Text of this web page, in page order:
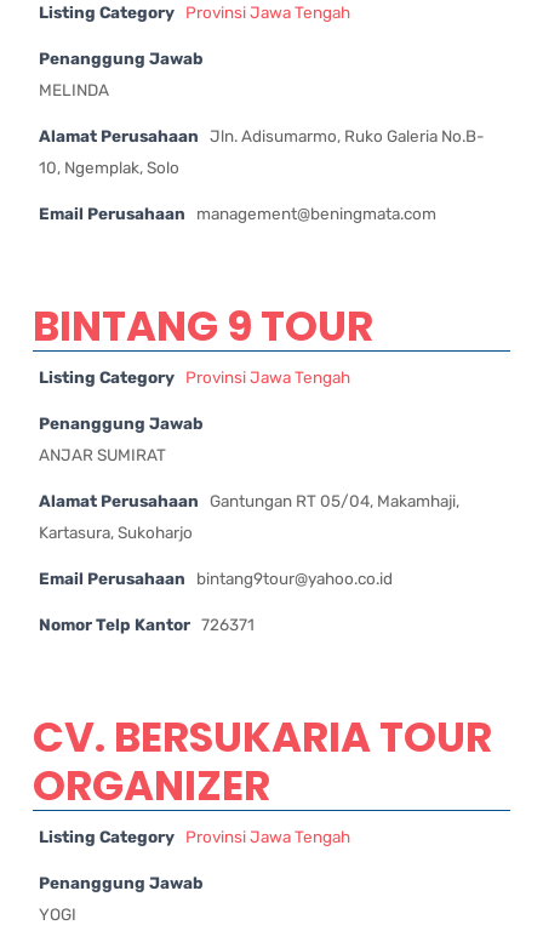
Listing Category Provinsi Jawa Tengah
Penanggung Jawab
MELINDA
Alamat Perusahaan
Jln. Adisumarmo, Ruko Galeria No.B-
10, Ngemplak, Solo
Email Perusahaan management@beningmata.com
BINTANG 9 TOUR
Listing Category Provinsi Jawa Tengah
Penanggung Jawab
ANJAR SUMIRAT
Alamat Perusahaan
Gantungan RT 05/04, Makamhaji,
Kartasura, Sukoharjo
Email Perusahaan bintang9tour@yahoo.co.id
Nomor Telp Kantor 726371
CV. BERSUKARIA TOUR
ORGANIZER
Listing Category Provinsi Jawa Tengah
Penanggung Jawab
YOGI